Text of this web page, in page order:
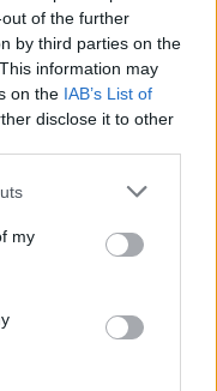
of the further
by third parties on the
information may
on the IAB’s List of
disclose it to other
one or more Google
You may click to
third-party tags to
in below Google
my
Μοτζτάμπα Χαμενεΐ